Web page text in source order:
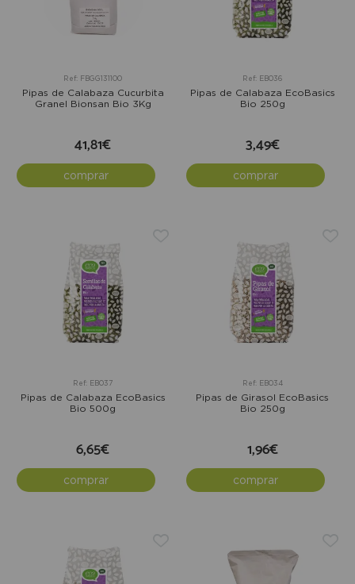
Ref: FBGG131100
Pipas de Calabaza Cucurbita
Granel Bionsan Bio 3Kg
41,81€
comprar
Ref: EB036
Pipas de Calabaza EcoBasics
Bio 250g
3,49€
comprar
Ref: EB037
Pipas de Calabaza EcoBasics
Bio 500g
6,65€
comprar
Ref: EB034
Pipas de Girasol EcoBasics
Bio 250g
1,96€
comprar